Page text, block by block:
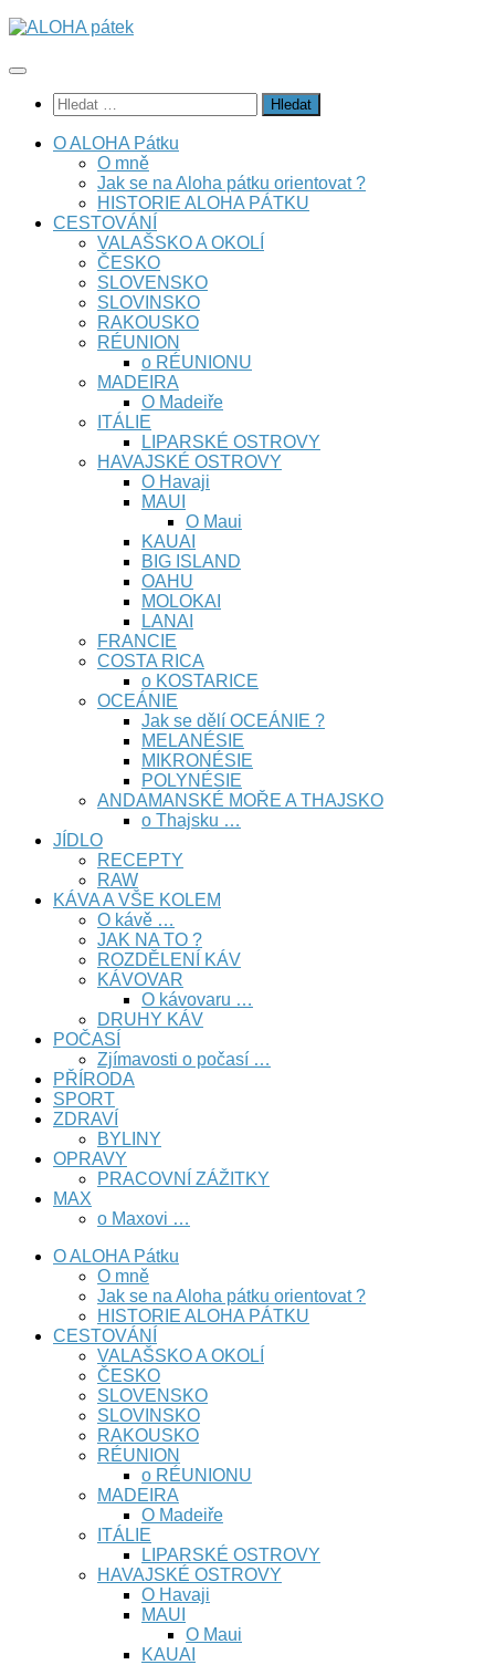
Skip
content
Vyhledávání
O ALOHA Pátku
O mně
Jak se na Aloha pátku orientovat ?
HISTORIE ALOHA PÁTKU
CESTOVÁNÍ
VALAŠSKO A OKOLÍ
ČESKO
SLOVENSKO
SLOVINSKO
RAKOUSKO
RÉUNION
o RÉUNIONU
MADEIRA
O Madeiře
ITÁLIE
LIPARSKÉ OSTROVY
HAVAJSKÉ OSTROVY
O Havaji
MAUI
O Maui
KAUAI
BIG ISLAND
OAHU
MOLOKAI
LANAI
FRANCIE
COSTA RICA
o KOSTARICE
OCEÁNIE
Jak se dělí OCEÁNIE ?
MELANÉSIE
MIKRONÉSIE
POLYNÉSIE
ANDAMANSKÉ MOŘE A THAJSKO
o Thajsku …
JÍDLO
RECEPTY
RAW
KÁVA A VŠE KOLEM
O kávě …
JAK NA TO ?
ROZDĚLENÍ KÁV
KÁVOVAR
O kávovaru …
DRUHY KÁV
POČASÍ
Zjímavosti o počasí …
PŘÍRODA
SPORT
ZDRAVÍ
BYLINY
OPRAVY
PRACOVNÍ ZÁŽITKY
MAX
o Maxovi …
O ALOHA Pátku
O mně
Jak se na Aloha pátku orientovat ?
HISTORIE ALOHA PÁTKU
CESTOVÁNÍ
VALAŠSKO A OKOLÍ
ČESKO
SLOVENSKO
SLOVINSKO
RAKOUSKO
RÉUNION
o RÉUNIONU
MADEIRA
O Madeiře
ITÁLIE
LIPARSKÉ OSTROVY
HAVAJSKÉ OSTROVY
O Havaji
MAUI
O Maui
KAUAI